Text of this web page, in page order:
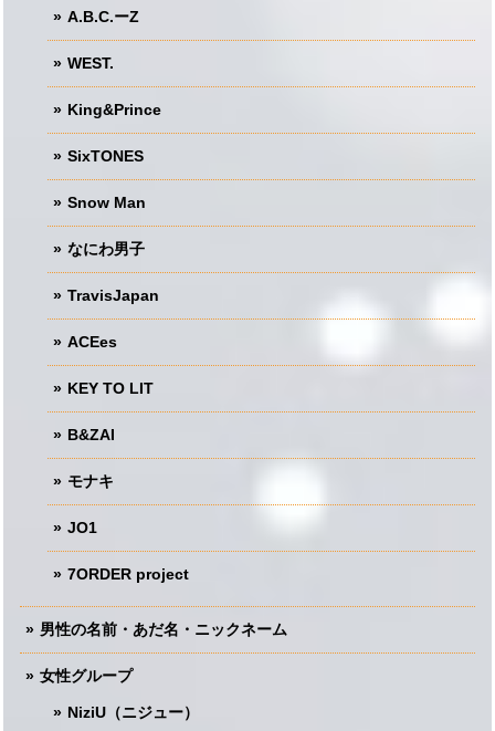
A.B.C.ーZ
WEST.
King&Prince
SixTONES
Snow Man
なにわ男子
TravisJapan
ACEes
KEY TO LIT
B&ZAI
モナキ
JO1
7ORDER project
男性の名前・あだ名・ニックネーム
女性グループ
NiziU（ニジュー）